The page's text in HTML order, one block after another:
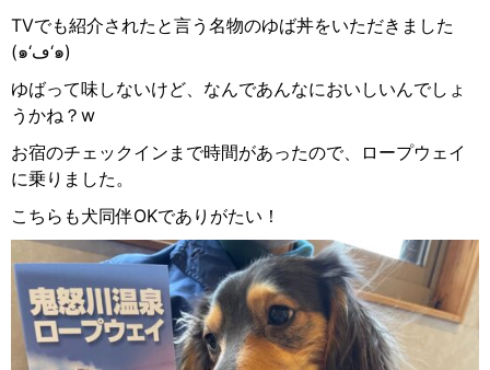
TVでも紹介されたと言う名物のゆば丼をいただきました
(๑‘ڡ‘๑)
ゆばって味しないけど、なんであんなにおいしいんでしょ
うかね？ w
お宿のチェックインまで時間があったので、ロープウェイ
に乗りました。
こちらも犬同伴OKでありがたい！